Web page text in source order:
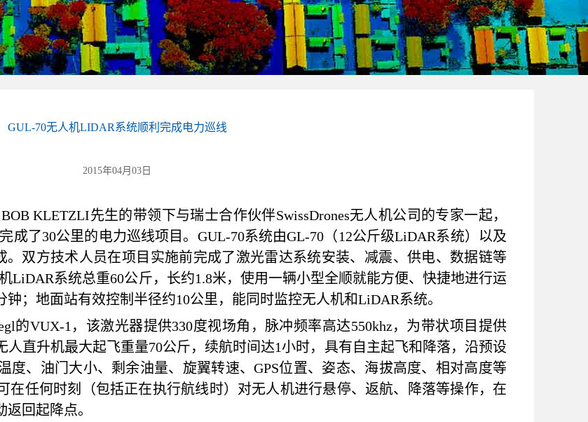
GUL-70无人机LIDAR系统顺利完成电力巡线
2015年04月03日
KLETZLI先生的带领下与瑞士合作伙伴SwissDrones无人机公司的专家一起，
成了30公里的电力巡线项目。GUL-70系统由GL-70（12公斤级LiDAR系统）以及
。双方技术人员在项目实施前完成了激光雷达系统安装、减震、供电、数据链等
LiDAR系统总重60公斤，长约1.8米，使用一辆小型全顺就能方便、快捷地进行运
；地面站有效控制半径约10公里，能同时监控无人机和LiDAR系统。
的VUX-1，该激光器提供330度视场角，脉冲频率高达550khz，为带状项目提供
人直升机最大起飞重量70公斤，续航时间达1小时，具有自主起飞和降落，沿预设
度、油门大小、剩余油量、旋翼转速、GPS位置、姿态、海拔高度、相对高度等
在任何时刻（包括正在执行航线时）对无人机进行悬停、返航、降落等操作，在
回起降点。